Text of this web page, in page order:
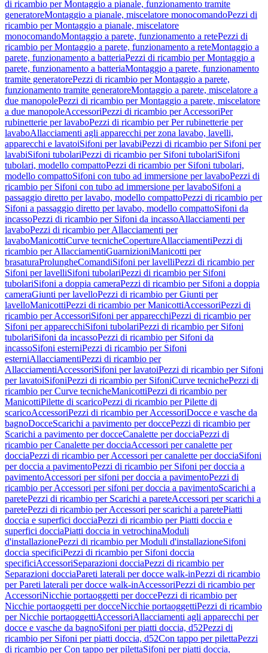
di ricambio per Montaggio a pianale, funzionamento tramite
generatoreMontaggio a pianale, miscelatore monocomandoPezzi di
ricambio per Montaggio a pianale, miscelatore
monocomandoMontaggio a parete, funzionamento a retePezzi di
ricambio per Montaggio a parete, funzionamento a reteMontaggio a
parete, funzionamento a batteriaPezzi di ricambio per Montaggio a
parete, funzionamento a batteriaMontaggio a parete, funzionamento
tramite generatorePezzi di ricambio per Montaggio a parete,
funzionamento tramite generatoreMontaggio a parete, miscelatore a
due manopolePezzi di ricambio per Montaggio a parete, miscelatore
a due manopoleAccessoriPezzi di ricambio per AccessoriPer
rubinetterie per lavaboPezzi di ricambio per Per rubinetterie per
lavaboAllacciamenti agli apparecchi per zona lavabo, lavelli,
apparecchi e lavatoiSifoni per lavabiPezzi di ricambio per Sifoni per
lavabiSifoni tubolariPezzi di ricambio per Sifoni tubolariSifoni
tubolari, modello compattoPezzi di ricambio per Sifoni tubolari,
modello compattoSifoni con tubo ad immersione per lavaboPezzi di
ricambio per Sifoni con tubo ad immersione per lavaboSifoni a
passaggio diretto per lavabo, modello compattoPezzi di ricambio per
Sifoni a passaggio diretto per lavabo, modello compattoSifoni da
incassoPezzi di ricambio per Sifoni da incassoAllacciamenti per
lavaboPezzi di ricambio per Allacciamenti per
lavaboManicottiCurve tecnicheCopertureAllacciamentiPezzi di
ricambio per AllacciamentiGuarnizioniManicotti per
brasaturaProlungheComandiSifoni per lavelliPezzi di ricambio per
Sifoni per lavelliSifoni tubolariPezzi di ricambio per Sifoni
tubolariSifoni a doppia cameraPezzi di ricambio per Sifoni a doppia
cameraGiunti per lavelloPezzi di ricambio per Giunti per
lavelloManicottiPezzi di ricambio per ManicottiAccessoriPezzi di
ricambio per AccessoriSifoni per apparecchiPezzi di ricambio per
Sifoni per apparecchiSifoni tubolariPezzi di ricambio per Sifoni
tubolariSifoni da incassoPezzi di ricambio per Sifoni da
incassoSifoni esterniPezzi di ricambio per Sifoni
esterniAllacciamentiPezzi di ricambio per
AllacciamentiAccessoriSifoni per lavatoiPezzi di ricambio per Sifoni
per lavatoiSifoniPezzi di ricambio per SifoniCurve tecnichePezzi di
ricambio per Curve tecnicheManicottiPezzi di ricambio per
ManicottiPilette di scaricoPezzi di ricambio per Pilette di
scaricoAccessoriPezzi di ricambio per AccessoriDocce e vasche da
bagnoDocceScarichi a pavimento per doccePezzi di ricambio per
Scarichi a pavimento per docceCanalette per docciaPezzi di
ricambio per Canalette per docciaAccessori per canalette per
docciaPezzi di ricambio per Accessori per canalette per docciaSifoni
per doccia a pavimentoPezzi di ricambio per Sifoni per doccia a
pavimentoAccessori per sifoni per doccia a pavimentoPezzi di
ricambio per Accessori per sifoni per doccia a pavimentoScarichi a
paretePezzi di ricambio per Scarichi a pareteAccessori per scarichi a
paretePezzi di ricambio per Accessori per scarichi a paretePiatti
doccia e superfici docciaPezzi di ricambio per Piatti doccia e
superfici docciaPiatti doccia in vetrochinaModuli
d'installazionePezzi di ricambio per Moduli d'installazioneSifoni
doccia specificiPezzi di ricambio per Sifoni doccia
specificiAccessoriSeparazioni docciaPezzi di ricambio per
Separazioni docciaPareti laterali per docce walk-inPezzi di ricambio
per Pareti laterali per docce walk-inAccessoriPezzi di ricambio per
AccessoriNicchie portaoggetti per doccePezzi di ricambio per
Nicchie portaoggetti per docceNicchie portaoggettiPezzi di ricambio
per Nicchie portaoggettiAccessoriAllacciamenti agli apparecchi per
docce e vasche da bagnoSifoni per piatti doccia, d52Pezzi di
ricambio per Sifoni per piatti doccia, d52Con tappo per pilettaPezzi
di ricambio per Con tappo per pilettaSifoni per piatti doccia,